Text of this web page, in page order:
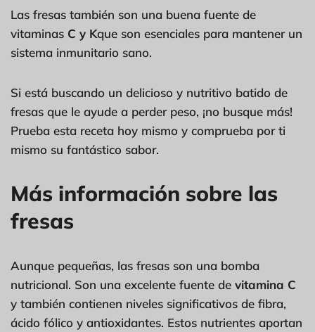
Las fresas también son una buena fuente de
vitaminas C y Kque son esenciales para mantener un
sistema inmunitario sano.
Si está buscando un delicioso y nutritivo batido de
fresas que le ayude a perder peso, ¡no busque más!
Prueba esta receta hoy mismo y comprueba por ti
mismo su fantástico sabor.
Más información sobre las
fresas
Aunque pequeñas, las fresas son una bomba
nutricional. Son una excelente fuente de vitamina C
y también contienen niveles significativos de fibra,
ácido fólico y antioxidantes. Estos nutrientes aportan